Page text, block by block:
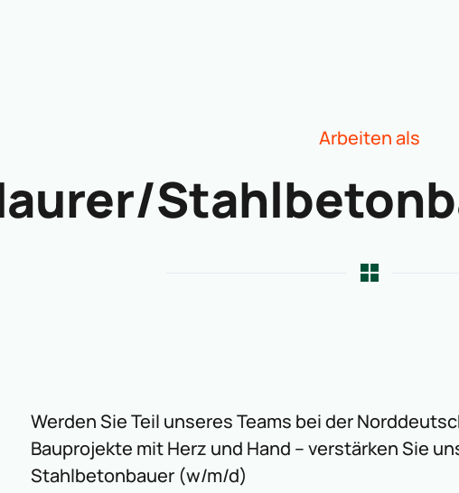
Arbeiten als
Werden Sie Teil unseres Teams bei der
Bauprojekte mit Herz und Hand – verstärken Sie
Stahlbetonbauer (w/m/d)